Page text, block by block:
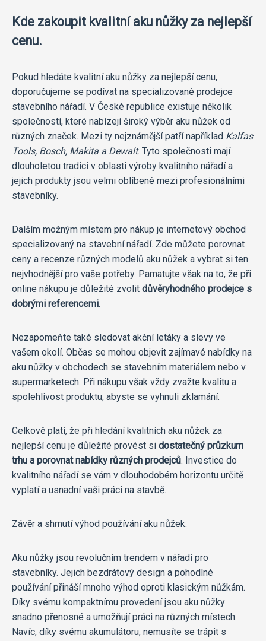
Kde zakoupit kvalitní aku nůžky za nejlepší
cenu.
Pokud hledáte kvalitní aku nůžky za nejlepší cenu,
doporučujeme se podívat na specializované prodejce
stavebního nářadí. V České republice existuje několik
společností, které nabízejí široký výběr aku nůžek od
různých značek. Mezi ty nejznámější patří například Kalfas
Tools, Bosch, Makita a Dewalt. Tyto společnosti mají
dlouholetou tradici v oblasti výroby kvalitního nářadí a
jejich produkty jsou velmi oblíbené mezi profesionálními
stavebníky.
Dalším možným místem pro nákup je internetový obchod
specializovaný na stavební nářadí. Zde můžete porovnat
ceny a recenze různých modelů aku nůžek a vybrat si ten
nejvhodnější pro vaše potřeby. Pamatujte však na to, že při
online nákupu je důležité zvolit důvěryhodného prodejce s
dobrými referencemi.
Nezapomeňte také sledovat akční letáky a slevy ve
vašem okolí. Občas se mohou objevit zajímavé nabídky na
aku nůžky v obchodech se stavebním materiálem nebo v
supermarketech. Při nákupu však vždy zvažte kvalitu a
spolehlivost produktu, abyste se vyhnuli zklamání.
Celkově platí, že při hledání kvalitních aku nůžek za
nejlepší cenu je důležité provést si dostatečný průzkum
trhu a porovnat nabídky různých prodejců. Investice do
kvalitního nářadí se vám v dlouhodobém horizontu určitě
vyplatí a usnadní vaši práci na stavbě.
Závěr a shrnutí výhod používání aku nůžek:
Aku nůžky jsou revolučním trendem v nářadí pro
stavebníky. Jejich bezdrátový design a pohodlné
používání přináší mnoho výhod oproti klasickým nůžkám.
Díky svému kompaktnímu provedení jsou aku nůžky
snadno přenosné a umožňují práci na různých místech.
Navíc, díky svému akumulátoru, nemusíte se trápit s